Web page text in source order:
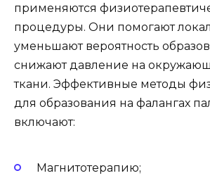
применяются
процедуры. Они помогают
уменьшают вероятность
снижают давление на
ткани. Эффективные методы
для образования на фалангах
включают:
Магнитотерапию;